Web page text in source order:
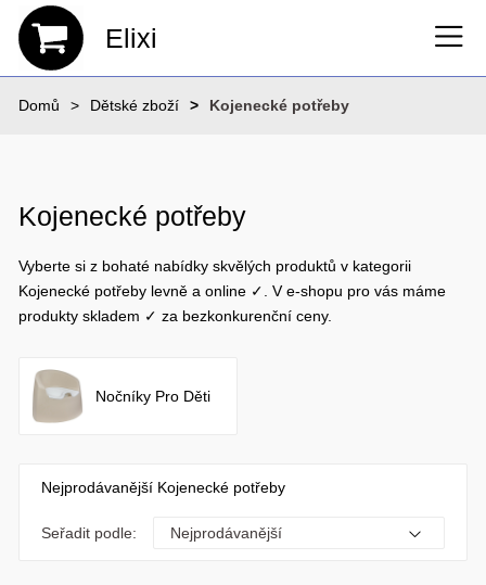
Elixi
Domů Dětské zboží Kojenecké potřeby
Kojenecké potřeby
Vyberte si z bohaté nabídky skvělých produktů v kategorii
Kojenecké potřeby levně a online ✓. V e-shopu pro vás máme
produkty skladem ✓ za bezkonkurenční ceny.
Nočníky Pro Děti
Nejprodávanější Kojenecké potřeby
Seřadit podle: